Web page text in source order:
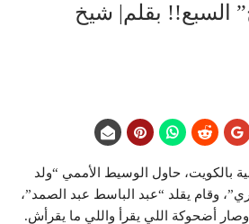
السبع!! بقلم| شيخ
بالكويت، حاول الوسيط الأممي “ولد
وقام يقلد “عبد الباسط عبد الصمد”،
أضحوكة اللي يقرأ واللي ما يقرأش.